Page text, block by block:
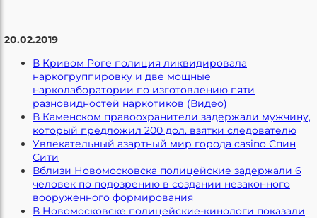
20.02.2019
В Кривом Роге полиция ликвидировала
наркогруппировку и две мощные
нарколаборатории по изготовлению пяти
разновидностей наркотиков (Видео)
В Каменском правоохранители задержали мужчину,
который предложил 200 дол. взятки следователю
Увлекательный азартный мир города casino Спин
Сити
Вблизи Новомосковска полицейские задержали 6
человек по подозрению в создании незаконного
вооруженного формирования
В Новомосковске полицейские-кинологи показали